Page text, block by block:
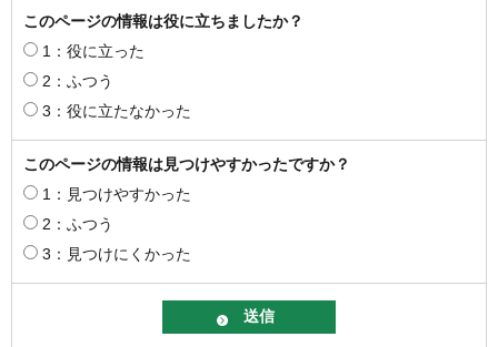
このページの情報は役に立ちましたか？
1：役に立った
2：ふつう
3：役に立たなかった
このページの情報は見つけやすかったですか？
1：見つけやすかった
2：ふつう
3：見つけにくかった